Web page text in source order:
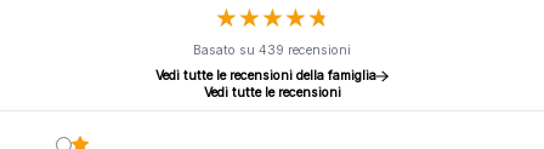
★★★★★
★★★★★
Basato su 439 recensioni
Vedi tutte le recensioni della famiglia
Vedi tutte le recensioni